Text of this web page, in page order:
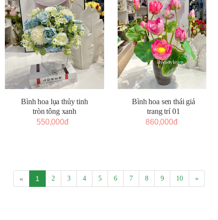
Bình hoa lụa thủy tinh
tròn tông xanh
550,000đ
Bình hoa sen thái giả
trang trí 01
860,000đ
« 1 2 3 4 5 6 7 8 9 10 »